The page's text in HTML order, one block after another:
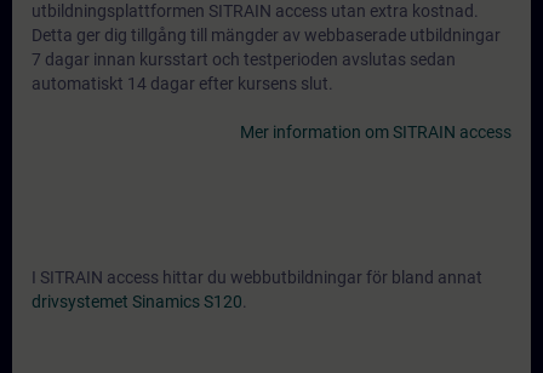
utbildningsplattformen SITRAIN access utan extra kostnad.
Detta ger dig tillgång till mängder av webbaserade utbildningar
7 dagar innan kursstart och testperioden avslutas sedan
automatiskt 14 dagar efter kursens slut.
Mer information om SITRAIN access
I SITRAIN access hittar du webbutbildningar för bland annat
drivsystemet Sinamics S120